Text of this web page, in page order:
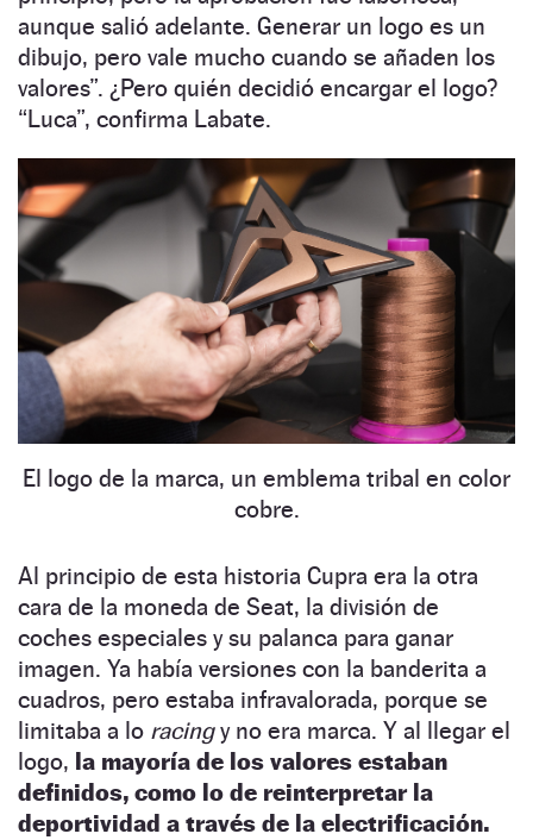
aunque salió adelante. Generar un logo es un
dibujo, pero vale mucho cuando se añaden los
valores”. ¿Pero quién decidió encargar el logo?
“Luca”, confirma Labate.
El logo de la marca, un emblema tribal en color
cobre.
Al principio de esta historia Cupra era la otra
cara de la moneda de Seat, la división de
coches especiales y su palanca para ganar
imagen. Ya había versiones con la banderita a
cuadros, pero estaba infravalorada, porque se
limitaba a lo racingy no era marca. Y al llegar el
logo, la mayoría de los valores estaban
definidos, como lo de reinterpretar la
deportividad a través de la electrificación.